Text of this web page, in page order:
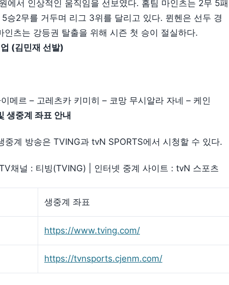
에서 인상적인 움직임을 선보였다. 홈팀 마인츠는 2무 5패
승2무를 거두며 리그 3위를 달리고 있다. 뮌헨은 선두 경
츠는 강등권 탈출을 위해 시즌 첫 승이 절실하다.
(김민재 선발)
메르 – 고레츠카 키미히 – 코망 무시알라 자네 – 케인
생중계 좌표 안내
중계 방송은 TVING과 tvN SPORTS에서 시청할 수 있다.
채널 : 티빙(TVING) | 인터넷 중계 사이트 : tvN 스포츠
생중계 좌표
https://www.tving.com/
https://tvnsports.cjenm.com/